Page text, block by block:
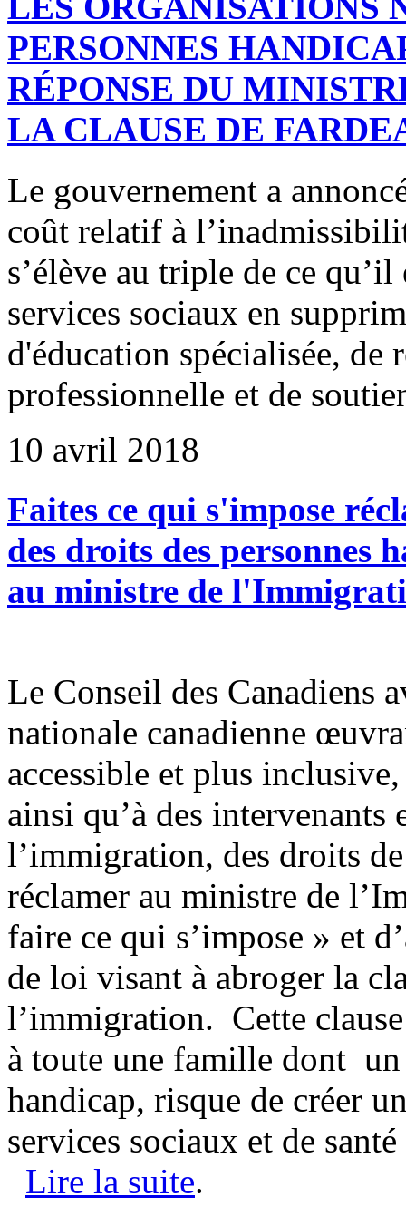
PERSONNES
RÉPONSE DU
LA CLAUSE DE
Le gouvernement a
coût relatif à
s’élève au triple de ce
services sociaux en
d'éducation spécialisée, de
professionnelle et de
10 avril 2018
Faites ce qui s'impose
des droits des personnes
au ministre de
Le Conseil des Canadiens
nationale canadienne
accessible et plus
ainsi qu’à des intervenants
l’immigration, des droits
réclamer au ministre de
faire ce qui s’impose » et
de loi visant à abroger la
l’immigration. Cette
à toute une famille dont
handicap, risque de créer
services sociaux et de
Lire la suite.